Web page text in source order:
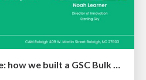
Noah Learner - AI + Me: how we built a GSC Bulk Export data pipeline